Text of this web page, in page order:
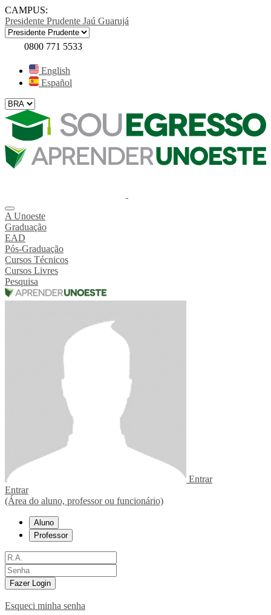
CAMPUS:
Presidente Prudente Jaú Guarujá
0800 771 5533
English
Español
A Unoeste
Graduação
EAD
Pós-Graduação
Cursos Técnicos
Cursos Livres
Pesquisa
Entrar
Entrar
(Área do aluno, professor ou funcionário)
Aluno
Professor
Fazer Login
Esqueci minha senha